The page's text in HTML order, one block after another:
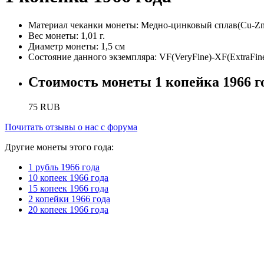
Материал чеканки монеты: Медно-цинковый сплав(Cu-
Вес монеты: 1,01 г.
Диаметр монеты: 1,5 см
Состояние данного экземпляра: VF(VeryFine)-
Стоимость монеты 1 копейка 1966
75 RUB
Почитать отзывы о нас с форума
Другие монеты этого года:
1 рубль 1966 года
10 копеек 1966 года
15 копеек 1966 года
2 копейки 1966 года
20 копеек 1966 года